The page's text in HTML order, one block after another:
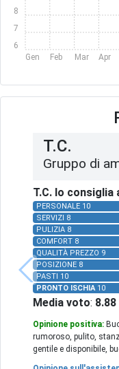
Gen Feb Mar Apr
6
7
8
T.C.
Gruppo di
T.C. lo consiglia
PERSONALE 10
SERVIZI 8
PULIZIA 8
COMFORT 8
QUALITÀ PREZZO 9
POSIZIONE 8
PASTI 10
PRONTO ISCHIA10
Media voto: 8.88
Opinione positiva:
rumoroso, pulito,
gentile e disponibile,